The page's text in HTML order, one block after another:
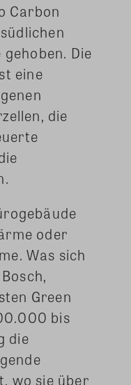
Carbon
Die
eine
die
oder
Was sich
Green
bis
die
wo sie über